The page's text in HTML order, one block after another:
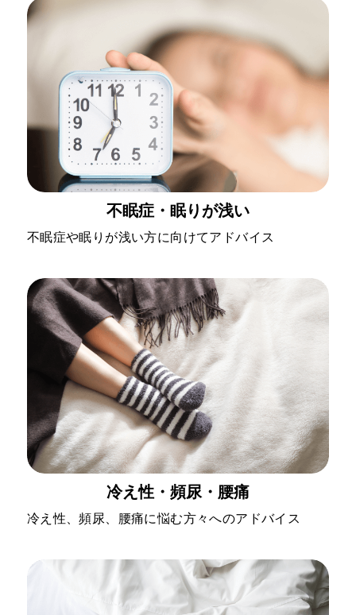
不眠症・眠りが浅い
不眠症や眠りが浅い方に向けてアドバイス
冷え性・頻尿・腰痛
冷え性、頻尿、腰痛に悩む方々へのアドバイス